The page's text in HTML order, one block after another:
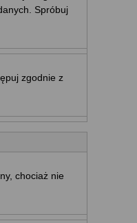
Spróbuj
zgodnie z
chociaż nie